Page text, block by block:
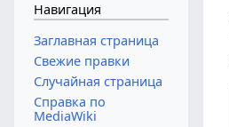
Навигация
Заглавная страница
Свежие правки
Случайная страница
Справка по
MediaWiki